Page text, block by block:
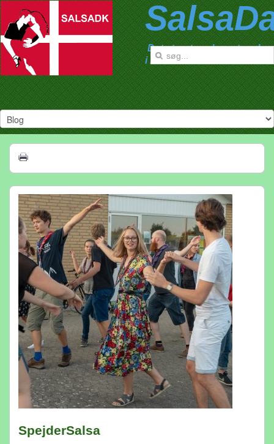
Det største salsanetværk
i Danmark
SpejderSalsa